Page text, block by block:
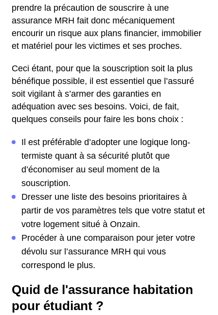
prendre la précaution de souscrire à une
assurance MRH fait donc mécaniquement
encourir un risque aux plans financier, immobilier
et matériel pour les victimes et ses proches.
Ceci étant, pour que la souscription soit la plus
bénéfique possible, il est essentiel que l’assuré
soit vigilant à s’armer des garanties en
adéquation avec ses besoins. Voici, de fait,
quelques conseils pour faire les bons choix :
Il est préférable d’adopter une logique long-
termiste quant à sa sécurité plutôt que
d’économiser au seul moment de la
souscription.
Dresser une liste des besoins prioritaires à
partir de vos paramètres tels que votre statut et
votre logement situé à Onzain.
Procéder à une comparaison pour jeter votre
dévolu sur l’assurance MRH qui vous
correspond le plus.
Quid de l'assurance habitation
pour étudiant ?